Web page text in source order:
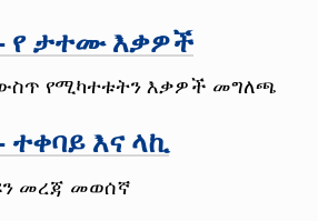
የ ታተሙ እቃዎች
የሚካተቱትን እቃዎች መግለጫ
ተቀባይ እና ላኪ
መረጃ መወሰኛ